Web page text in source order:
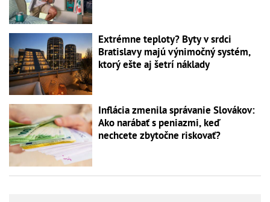
Extrémne teploty? Byty v srdci
Bratislavy majú výnimočný systém,
ktorý ešte aj šetrí náklady
Inflácia zmenila správanie Slovákov:
Ako narábať s peniazmi, keď
nechcete zbytočne riskovať?